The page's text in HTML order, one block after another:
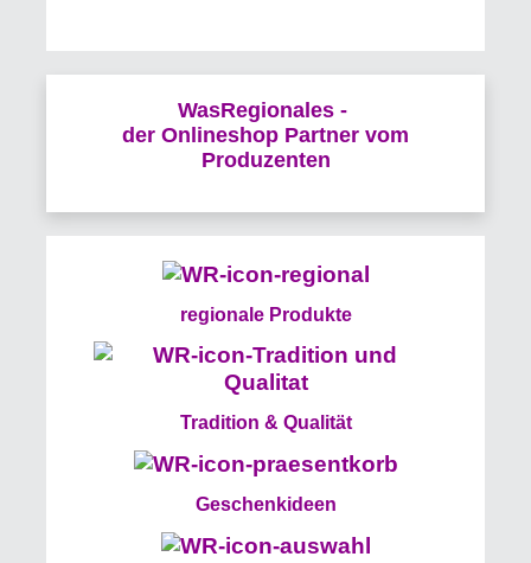
WasRegionales -
der Onlineshop Partner vom
Produzenten
regionale Produkte
Tradition & Qualität
Geschenkideen